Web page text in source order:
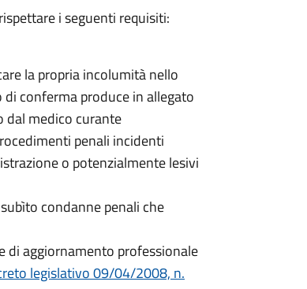
i seguenti requisiti:
la propria incolumità nello
conferma produce in allegato
dal medico curante
penali incidenti
o potenzialmente lesivi
condanne penali che
di aggiornamento professionale
legislativo 09/04/2008, n.